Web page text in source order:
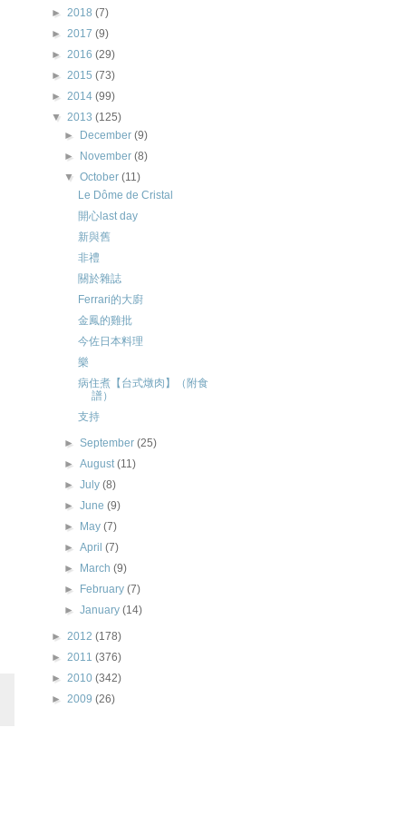
► 2018 (7)
► 2017 (9)
► 2016 (29)
► 2015 (73)
► 2014 (99)
▼ 2013 (125)
►
December(9)
►
November(8)
▼October(11)
Le Dôme de Cristal
開心last day
新與舊
非禮
關於雜誌
Ferrari的大廚
金鳳的雞批
今佐日本料理
樂
病住煮【台式燉肉】（附食
譜）
支持
►September(25)
►August(11)
►July(8)
►June(9)
►
May(7)
►April(7)
►
March(9)
►
February(7)
►January(14)
► 2012 (178)
► 2011 (376)
► 2010 (342)
► 2009 (26)